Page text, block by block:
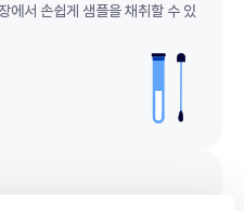
에서 손쉽게 샘플을 채취할 수 있